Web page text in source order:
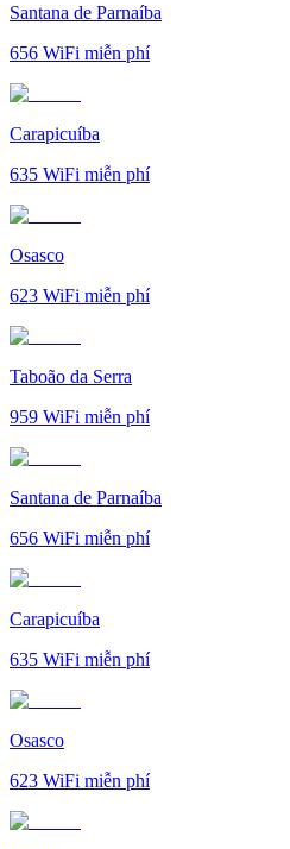
Santana de Parnaíba
656 WiFi miễn phí
Carapicuíba
635 WiFi miễn phí
Osasco
623 WiFi miễn phí
Taboão da Serra
959 WiFi miễn phí
Santana de Parnaíba
656 WiFi miễn phí
Carapicuíba
635 WiFi miễn phí
Osasco
623 WiFi miễn phí